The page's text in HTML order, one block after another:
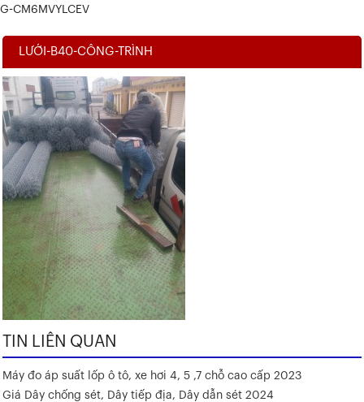
G-CM6MVYLCEV
LƯỚI-B40-CÔNG-TRÌNH
TIN LIÊN QUAN
Máy đo áp suất lốp ô tô, xe hơi 4, 5 ,7 chỗ cao cấp 2023
Giá Dây chống sét, Dây tiếp địa, Dây dẫn sét 2024